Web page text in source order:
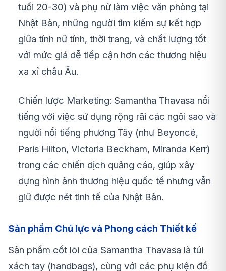
tuổi 20-30) và phụ nữ làm việc văn phòng tại
Nhật Bản, những người tìm kiếm sự kết hợp
giữa tính nữ tính, thời trang, và chất lượng tốt
với mức giá dễ tiếp cận hơn các thương hiệu
xa xỉ châu Âu.
Chiến lược Marketing: Samantha Thavasa nổi
tiếng với việc sử dụng rộng rãi các ngôi sao và
người nổi tiếng phương Tây (như Beyoncé,
Paris Hilton, Victoria Beckham, Miranda Kerr)
trong các chiến dịch quảng cáo, giúp xây
dựng hình ảnh thương hiệu quốc tế nhưng vẫn
giữ được nét tinh tế của Nhật Bản.
Sản phẩm Chủ lực và Phong cách Thiết kế
Sản phẩm cốt lõi của Samantha Thavasa là túi
xách tay (handbags), cùng với các phụ kiện đồ